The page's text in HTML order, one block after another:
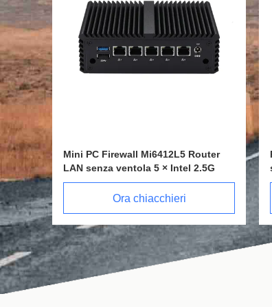
SSD Industrial Mini PC Intel I5 7200U
Dual LAN Dual HDMI Fanless
Rugged Mini Pc
Ora chiacchieri